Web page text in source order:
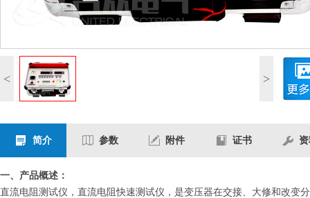
< >
简介 参数 附件 证书
一、产品概述：
直流电阻测试仪， 直流电阻快速测试仪， 是变压器在交接、大修和改变